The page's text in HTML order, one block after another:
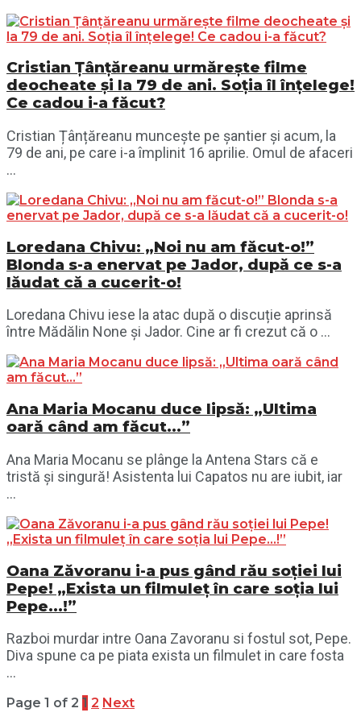
Cristian Țânțăreanu urmărește filme
deocheate și la 79 de ani. Soția îl înțelege!
Ce cadou i-a făcut?
Cristian Țânțăreanu muncește pe șantier și acum, la
79 de ani, pe care i-a împlinit 16 aprilie. Omul de afaceri
...
Loredana Chivu: „Noi nu am făcut-o!”
Blonda s-a enervat pe Jador, după ce s-a
lăudat că a cucerit-o!
Loredana Chivu iese la atac după o discuție aprinsă
între Mădălin None și Jador. Cine ar fi crezut că o ...
Ana Maria Mocanu duce lipsă: „Ultima
oară când am făcut…”
Ana Maria Mocanu se plânge la Antena Stars că e
tristă și singură! Asistenta lui Capatos nu are iubit, iar
...
Oana Zăvoranu i-a pus gând rău soției lui
Pepe! „Exista un filmuleț în care soția lui
Pepe…!”
Razboi murdar intre Oana Zavoranu si fostul sot, Pepe.
Diva spune ca pe piata exista un filmulet in care fosta
...
Page 1 of 2 1 2 Next